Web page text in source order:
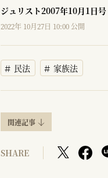
ジュリスト2007年10月1日
2022年 10月27日 10:00 公開
民法 家族法
関連記事
SHARE